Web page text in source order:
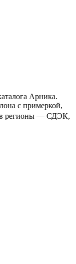
Арника.
с примеркой,
в регионы — СДЭК,